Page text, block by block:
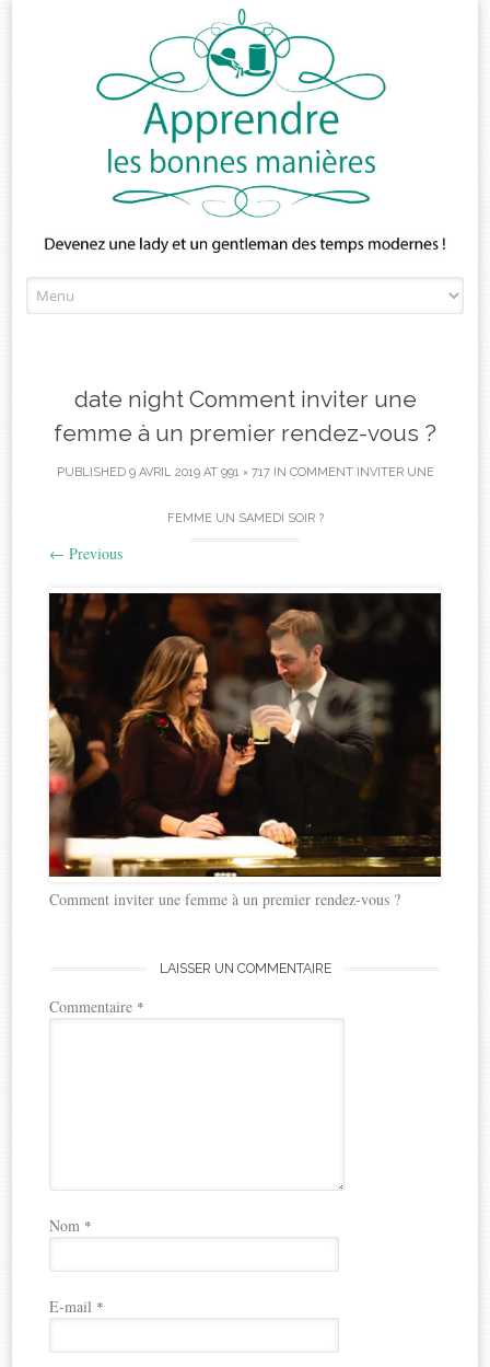
to
date night Comment inviter une
femme à un premier rendez-vous ?
PUBLISHED 9 AVRIL 2019AT 991 × 717IN COMMENT INVITER UNE
FEMME UN SAMEDI SOIR ?
← Previous
Comment inviter une femme à un premier rendez-vous ?
LAISSER UN COMMENTAIRE
Commentaire *
Nom *
E-mail *